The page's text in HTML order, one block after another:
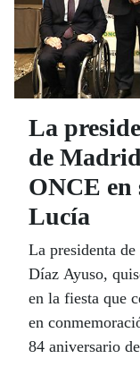
La
de
ONCE en
Lucía
La presidenta
Díaz Ayuso,
en la fiesta que
en
84 aniversario